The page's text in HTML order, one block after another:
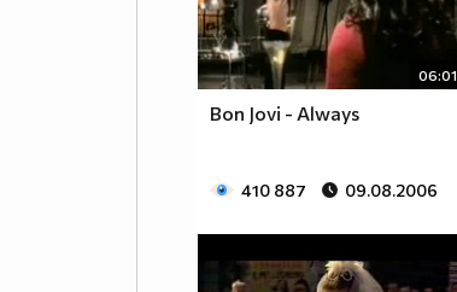
06:01
Bon Jovi - Always
410 887 09.08.2006